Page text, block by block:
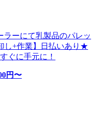
ラーにて乳製品のパレッ
し+作業】日払いあり★
ぐに手元に！
円〜